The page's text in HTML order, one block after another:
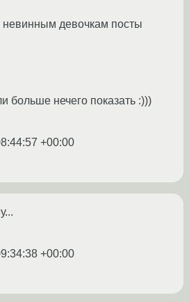
девочкам посты
больше нечего показать :)))
+00:00
+00:00